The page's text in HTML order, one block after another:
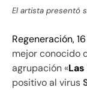
El artista presentó
Regeneración,
mejor conocido
agrupación «
positivo al virus